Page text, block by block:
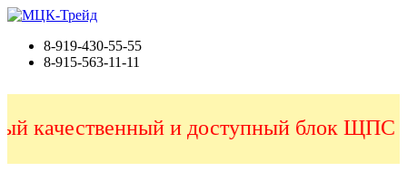
8-919-430-55-55
8-915-563-11-11
качественный и доступный блок ЩПС